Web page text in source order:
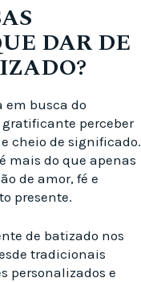
DAR DE
em busca do
perceber
cheio de significado.
mais do que apenas
de amor, fé e
presente.
de batizado nos
tradicionais
personalizados e